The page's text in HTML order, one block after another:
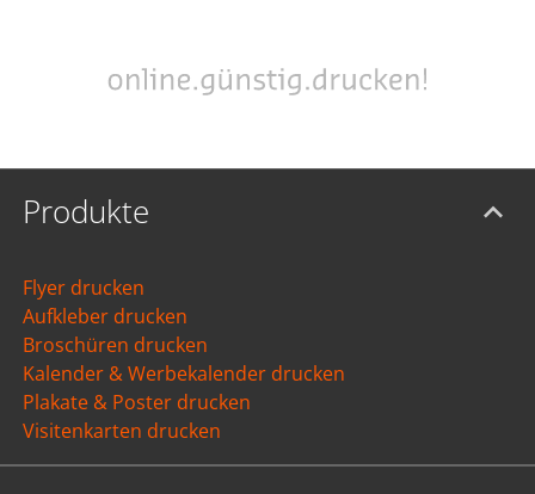
Produkte
Flyer drucken
Aufkleber drucken
Broschüren drucken
Kalender & Werbekalender drucken
Plakate & Poster drucken
Visitenkarten drucken